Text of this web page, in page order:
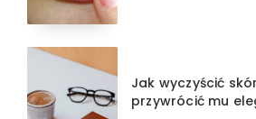
Jak wyczyścić
przywrócić mu